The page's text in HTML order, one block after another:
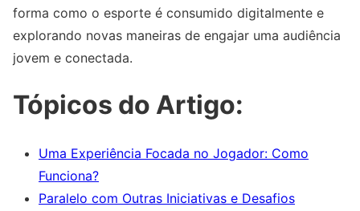
forma como o esporte é consumido digitalmente e
explorando novas maneiras de engajar uma audiência
jovem e conectada.
Tópicos do Artigo:
Uma Experiência Focada no Jogador: Como
Funciona?
Paralelo com Outras Iniciativas e Desafios